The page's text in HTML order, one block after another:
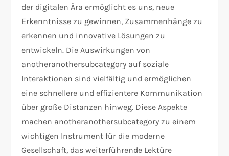
der digitalen Ära ermöglicht es uns, neue
Erkenntnisse zu gewinnen, Zusammenhänge zu
erkennen und innovative Lösungen zu
entwickeln. Die Auswirkungen von
anotheranothersubcategory auf soziale
Interaktionen sind vielfältig und ermöglichen
eine schnellere und effizientere Kommunikation
über große Distanzen hinweg. Diese Aspekte
machen anotheranothersubcategory zu einem
wichtigen Instrument für die moderne
Gesellschaft, das weiterführende Lektüre